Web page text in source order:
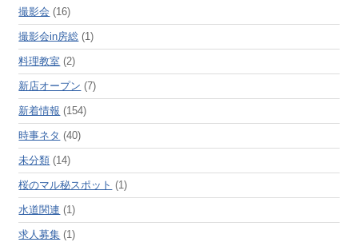
撮影会 (16)
撮影会in房総 (1)
料理教室 (2)
新店オープン (7)
新着情報 (154)
時事ネタ (40)
未分類 (14)
桜のマル秘スポット (1)
水道関連 (1)
求人募集 (1)